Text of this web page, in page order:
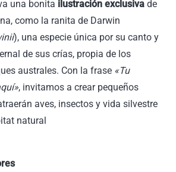
una bonita ilustración exclusiva de
como la ranita de Darwin
), una especie única por su canto y
de sus crías, propia de los
australes. Con la frase «Tu
, invitamos a crear pequeños
aves, insectos y vida silvestre
natural